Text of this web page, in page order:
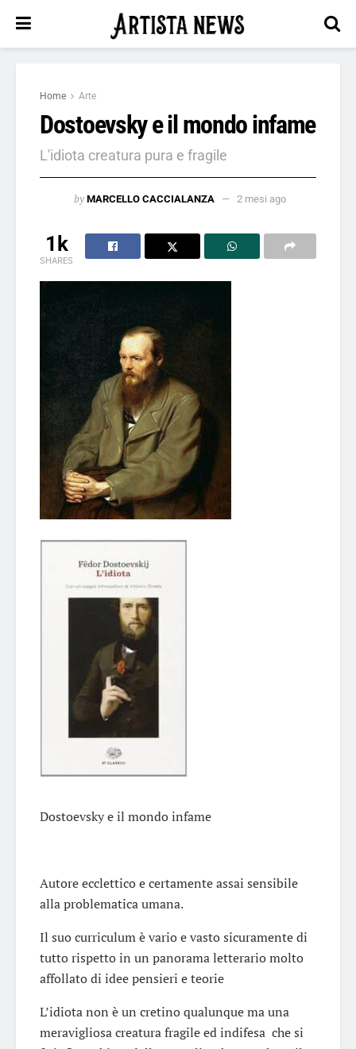
Home Arte
Dostoevsky e il mondo infame
L'idiota creatura pura e fragile
by MARCELLO CACCIALANZA 2 mesi ago
1k
SHARES
Dostoevsky e il mondo infame
Autore ecclettico e certamente assai sensibile
alla problematica umana.
Il suo curriculum è vario e vasto sicuramente di
tutto rispetto in un panorama letterario molto
affollato di idee pensieri e teorie
L’idiota non è un cretino qualunque ma una
meravigliosa creatura fragile ed indifesa che si